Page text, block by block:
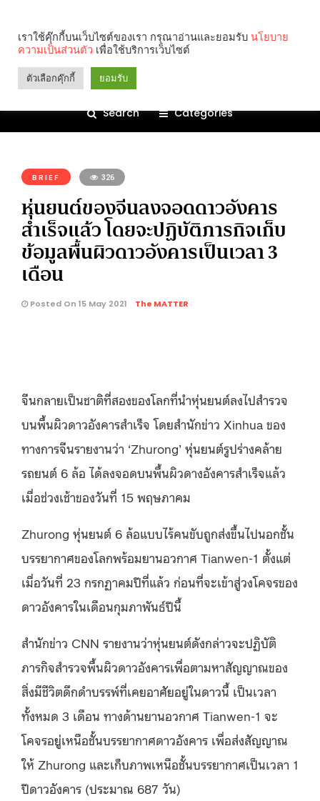
Search Categories
BRIEF 326
หุ่นยนต์ของจีนลงจอดดาวอังคาร
สำเร็จแล้ว โดยจะปฏิบัติภารกิจเก็บ
ข้อมูลพื้นผิวดาวอังคารเป็นเวลา 3
เดือน
Posted On 15 May 2021 The MATTER
จีนกลายเป็นชาติที่สองของโลกที่นำหุ่นยนต์ลงไปสำรวจ
บนพื้นผิวดาวอังคารสำเร็จ โดยสำนักข่าว Xinhua ของ
ทางการจีนรายงานว่า ‘Zhurong’ หุ่นยนต์รูปร่างคล้าย
รถยนต์ 6 ล้อ ได้ลงจอดบนพื้นผิวดางอังคารสำเร็จแล้ว
เมื่อช่วงเช้าของวันที่ 15 พฤษภาคม
Zhurong หุ่นยนต์ 6 ล้อแบบไร้คนขับถูกส่งขึ้นไปนอกชั้น
บรรยากาศของโลกพร้อมยานอวกาศ Tianwen-1 ตั้งแต่
เมื่อวันที่ 23 กรกฏาคมปีที่แล้ว ก่อนที่จะเข้าสู่วงโคจรของ
ดาวอังคารในเดือนกุมภาพันธ์ปีนี้
สำนักข่าว CNN รายงานว่าหุ่นยนต์ดังกล่าวจะปฏิบัติ
ภารกิจสำรวจพื้นผิวดาวอังคารเพื่อตามหาสัญญาณของ
สิ่งมีชีวิตดึกดำบรรพ์ที่เคยอาศัยอยู่ในดาวนี้ เป็นเวลา
ทั้งหมด 3 เดือน ทางด้านยานอวกาศ Tianwen-1 จะ
โคจรอยู่เหนือชั้นบรรยากาศดาวอังคาร เพื่อส่งสัญญาณ
ให้ Zhurong และเก็บภาพเหนือชั้นบรรยากาศเป็นเวลา 1
ปีดาวอังคาร (ประมาณ 687 วัน)
เราใช้คุ๊กกี้บนเว็บไซต์ของเรา กรุณาอ่านและยอมรับ นโยบาย
ความเป็นส่วนตัว เพื่อใช้บริการเว็บไซต์
ตัวเลือกคุ๊กกี้ ยอมรับ